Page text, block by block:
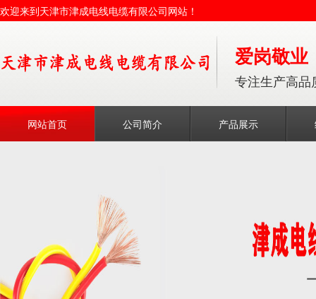
欢迎来到天津市津成电线电缆有限公司网站！
爱岗敬业
专注生产高品
网站首页 公司简介 产品展示